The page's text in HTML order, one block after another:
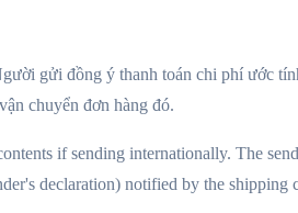
gửi đồng ý thanh toán chi phí ước
chuyển đơn hàng đó.
if sending internationally. The
declaration) notified by the shipping